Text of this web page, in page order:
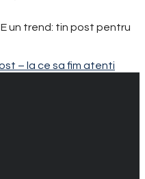
un trend: tin post pentru
– la ce sa fim atenti